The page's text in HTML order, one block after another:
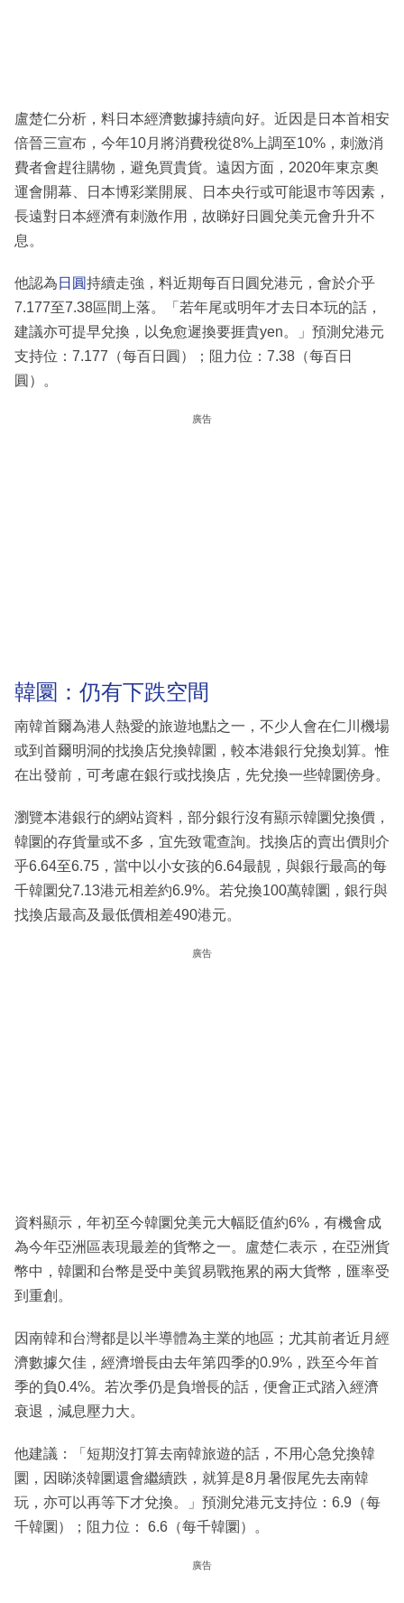
盧楚仁分析，料日本經濟數據持續向好。近因是日本首相安
倍晉三宣布，今年10月將消費稅從8%上調至10%，刺激消
費者會趕往購物，避免買貴貨。遠因方面，2020年東京奧
運會開幕、日本博彩業開展、日本央行或可能退巿等因素，
長遠對日本經濟有刺激作用，故睇好日圓兌美元會升升不
息。
他認為 日圓持續走強，料近期每百日圓兌港元，會於介乎
7.177至7.38區間上落。「若年尾或明年才去日本玩的話，
建議亦可提早兌換，以免愈遲換要捱貴yen。」預測兌港元
支持位：7.177（每百日圓）；阻力位：7.38（每百日
圓）。
廣告
韓圜：仍有下跌空間
南韓首爾為港人熱愛的旅遊地點之一，不少人會在仁川機場
或到首爾明洞的找換店兌換韓圜，較本港銀行兌換划算。惟
在出發前，可考慮在銀行或找換店，先兌換一些韓圜傍身。
瀏覽本港銀行的網站資料，部分銀行沒有顯示韓圜兌換價，
韓圜的存貨量或不多，宜先致電查詢。找換店的賣出價則介
乎6.64至6.75，當中以小女孩的6.64最靚，與銀行最高的每
千韓圜兌7.13港元相差約6.9%。若兌換100萬韓圜，銀行與
找換店最高及最低價相差490港元。
廣告
資料顯示，年初至今韓圜兌美元大幅貶值約6%，有機會成
為今年亞洲區表現最差的貨幣之一。盧楚仁表示，在亞洲貨
幣中，韓圜和台幣是受中美貿易戰拖累的兩大貨幣，匯率受
到重創。
因南韓和台灣都是以半導體為主業的地區；尤其前者近月經
濟數據欠佳，經濟增長由去年第四季的0.9%，跌至今年首
季的負0.4%。若次季仍是負增長的話，便會正式踏入經濟
衰退，減息壓力大。
他建議：「短期沒打算去南韓旅遊的話，不用心急兌換韓
圜，因睇淡韓圜還會繼續跌，就算是8月暑假尾先去南韓
玩，亦可以再等下才兌換。」預測兌港元支持位：6.9（每
千韓圜）；阻力位： 6.6（每千韓圜）。
廣告